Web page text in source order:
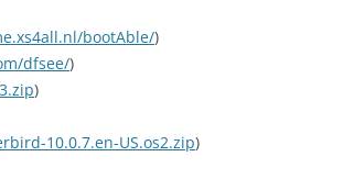
bootAble/)
dfsee/)
)
10.0.7.en-US.os2.zip)